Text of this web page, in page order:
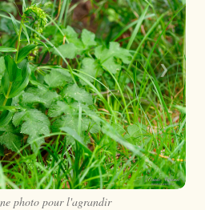
❯
photo pour l'agrandir